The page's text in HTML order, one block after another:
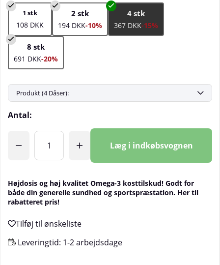
1 stk
108 DKK
2 stk
194 DKK-10%
4 stk
367 DKK-15%
8 stk
691 DKK-20%
Antal:
Læg i indkøbsvognen
Højdosis og høj kvalitet Omega-3 kosttilskud! Godt for
både din generelle sundhed og sportspræstation. Her til
rabatteret pris!
Leveringtid: 1-2 arbejdsdage